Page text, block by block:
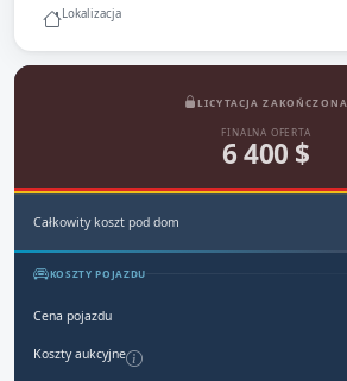
Lokalizacja
LICYTACJA ZAKOŃCZONA
FINALNA OFERTA
6 400 $
Całkowity koszt pod dom
KOSZTY POJAZDU
Cena pojazdu
Koszty aukcyjne